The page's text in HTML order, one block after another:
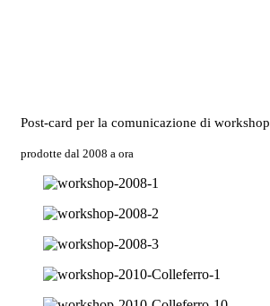
Post-card per la comunicazione di
prodotte dal 2008 a ora